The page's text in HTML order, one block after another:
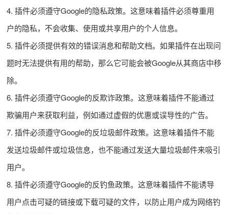
4. 插件必须遵守Google的隐私政策。这意味着插件必须尊重用
户的隐私，不会收集、使用或共享用户的个人信息。
5. 插件必须提供有效的错误消息和帮助文档。如果插件在出现问
题时无法提供有用的帮助，那么它可能会被Google从其商店中移
除。
6. 插件必须遵守Google的反欺诈政策。这意味着插件不能通过
欺骗用户来获取利益，例如通过虚假的优惠或误导性的广告。
7. 插件必须遵守Google的反垃圾邮件政策。这意味着插件不能
发送垃圾邮件或垃圾信息，也不能通过发送大量垃圾邮件来吸引
用户。
8. 插件必须遵守Google的反钓鱼政策。这意味着插件不能诱导
用户点击可疑的链接或下载可疑的文件，以防止用户成为网络钓